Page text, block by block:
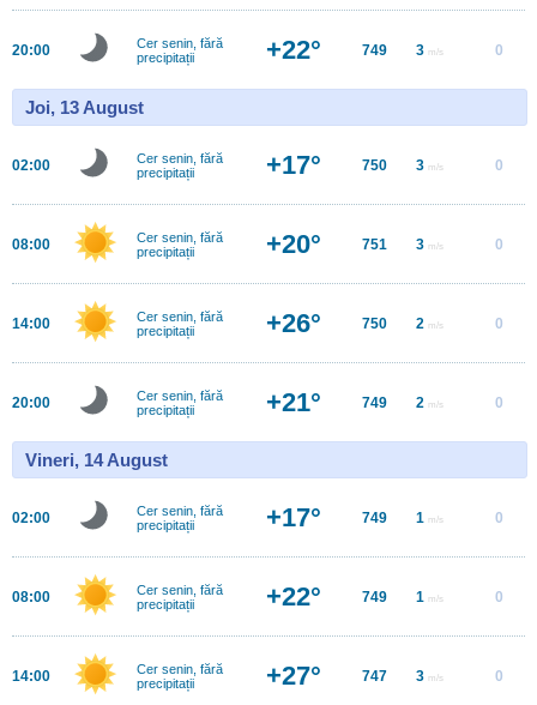
20:00
Cer senin, fără
precipitații
+22° 749 3 m/s 0
Joi, 13 August
02:00
Cer senin, fără
precipitații
+17° 750 3 m/s 0
08:00
Cer senin, fără
precipitații
+20° 751 3 m/s 0
14:00
Cer senin, fără
precipitații
+26° 750 2 m/s 0
20:00
Cer senin, fără
precipitații
+21° 749 2 m/s 0
Vineri, 14 August
02:00
Cer senin, fără
precipitații
+17° 749 1 m/s 0
08:00
Cer senin, fără
precipitații
+22° 749 1 m/s 0
14:00
Cer senin, fără
precipitații
+27° 747 3 m/s 0